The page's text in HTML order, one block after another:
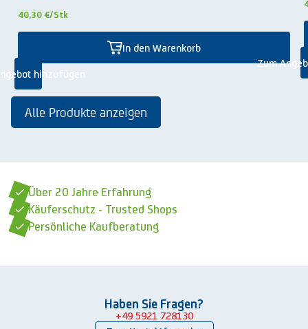
40,30 €/Stk
In den Warenkorb
hinzufügen
Zum
Alle Produkte anzeigen
Über 20 Jahre Erfahrung
Käuferschutz - Trusted Shops
Persönliche Kaufberatung
Haben Sie Fragen?
+49 5921 728130